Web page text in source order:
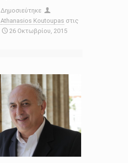
Δημοσιεύτηκε
Athanasios Koutoupas στις
26 Οκτωβρίου, 2015